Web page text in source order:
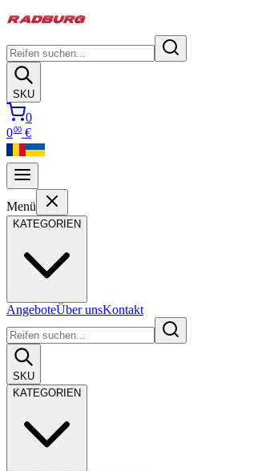
SKU
0
000 €
Menü
KATEGORIEN
AngeboteÜber unsKontakt
SKU
KATEGORIEN